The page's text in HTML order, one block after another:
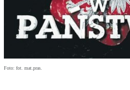
Foto: fot. mat.pras.